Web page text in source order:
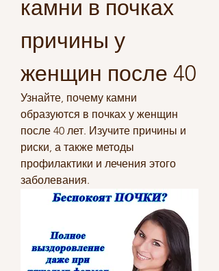
камни в почках
причины у
женщин после 40
Узнайте, почему камни
образуются в почках у женщин
после 40 лет. Изучите причины и
риски, а также методы
профилактики и лечения этого
заболевания.